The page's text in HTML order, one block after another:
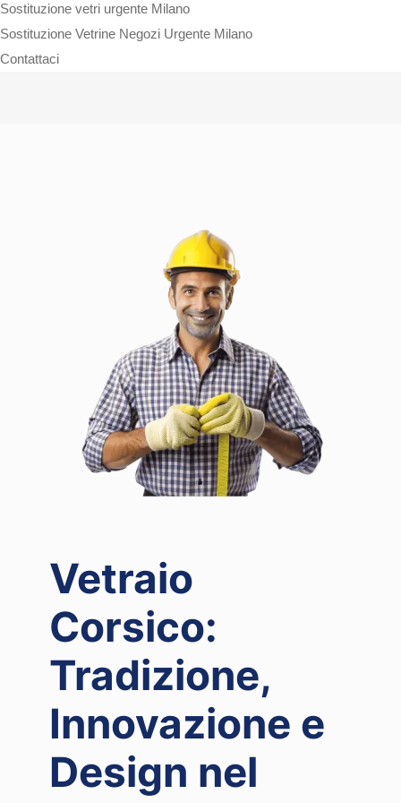
Sostituzione vetri urgente Milano
Sostituzione Vetrine Negozi Urgente Milano
Contattaci
Vetraio
Corsico:
Tradizione,
Innovazione e
Design nel